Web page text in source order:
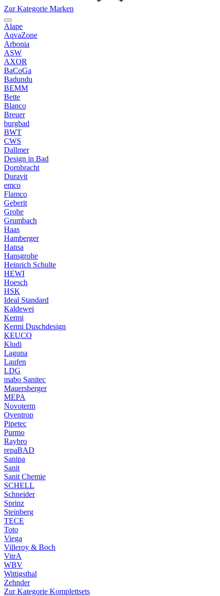
Zur Kategorie Marken
Alape
AqvaZone
Arbonia
ASW
AXOR
BaCoGa
Badundu
BEMM
Bette
Blanco
Breuer
burgbad
BWT
CWS
Dallmer
Design in Bad
Dornbracht
Duravit
emco
Flamco
Geberit
Grohe
Grumbach
Haas
Hamberger
Hansa
Hansgrohe
Heinrich Schulte
HEWI
Hoesch
HSK
Ideal Standard
Kaldewei
Kermi
Kermi Duschdesign
KEUCO
Kludi
Laguna
Laufen
LDG
mabo Sanitec
Mauersberger
MEPA
Novoterm
Oventrop
Pipetec
Purmo
Raybro
repaBAD
Sanipa
Sanit
Sanit Chemie
SCHELL
Schneider
Sprinz
Steinberg
TECE
Toto
Viega
Villeroy & Boch
VitrA
WBV
Wittigsthal
Zehnder
Zur Kategorie Komplettsets